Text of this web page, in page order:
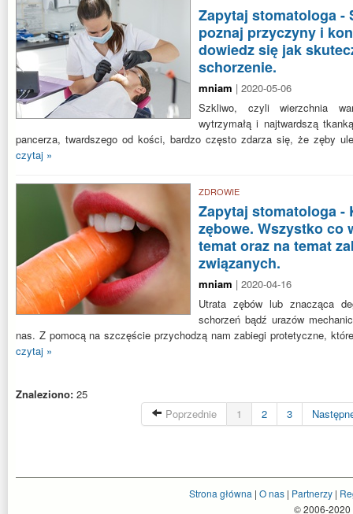
Zapytaj stomatologa -
poznaj przyczyny i
dowiedz się jak
schorzenie.
mniam | 2020-05-06
Szkliwo, czyli wierzchnia
wytrzymałą i najtwardszą
pancerza, twardszego od kości, bardzo często zdarza się, że zęby
czytaj »
ZDROWIE
Zapytaj stomatologa -
zębowe. Wszystko co
temat oraz na temat
związanych.
mniam | 2020-04-16
Utrata zębów lub znacząca
schorzeń bądź urazów
nas. Z pomocą na szczęście przychodzą nam zabiegi protetyczne,
czytaj »
Znaleziono: 25
Poprzednie
1 2 3
Strona główna | O nas| Partnerzy|
© 2006-2020